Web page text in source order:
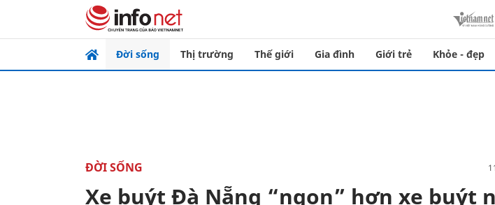
Đời sống Thị trường Thế giới Gia đình Giới trẻ Khỏe - đẹp
ĐỜI SỐNG
Xe buýt Đà Nẵng “ngon” hơn xe buýt